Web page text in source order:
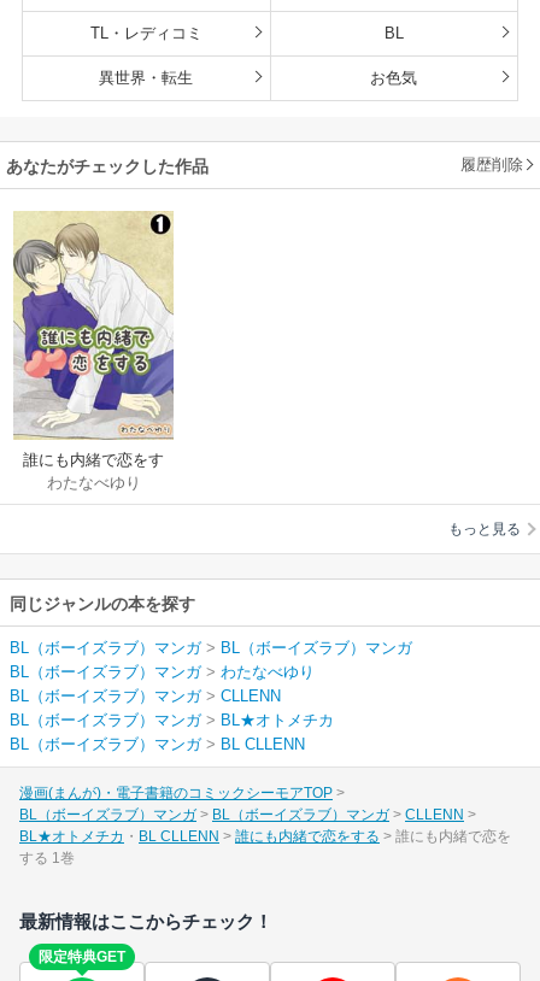
TL・レディコミ BL
異世界・転生 お色気
あなたがチェックした作品 履歴削除
誰にも内緒で恋をす
る
わたなべゆり
もっと見る
同じジャンルの本を探す
BL（ボーイズラブ）マンガ> BL（ボーイズラブ）マンガ
BL（ボーイズラブ）マンガ> わたなべゆり
BL（ボーイズラブ）マンガ> CLLENN
BL（ボーイズラブ）マンガ> BL★オトメチカ
BL（ボーイズラブ）マンガ> BL CLLENN
漫画(まんが)・電子書籍のコミックシーモアTOP
BL（ボーイズラブ）マンガ
BL（ボーイズラブ）マンガ
CLLENN
BL★オトメチカ
BL CLLENN 誰にも内緒で恋をする
誰にも内緒で恋を
する 1巻
最新情報はここからチェック！
限定特典GET